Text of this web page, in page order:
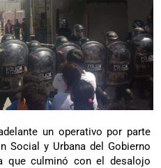
un operativo por parte
Social y Urbana del Gobierno
que culminó con el desalojo